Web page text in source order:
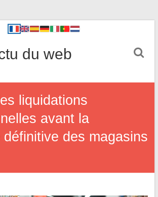
du web
liquidations
avant la
des magasins